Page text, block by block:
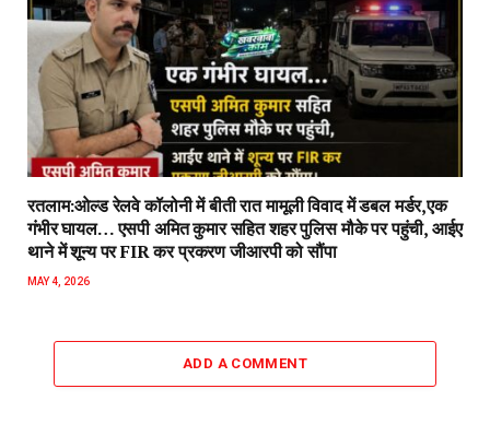
रतलाम:ओल्ड रेलवे कॉलोनी में बीती रात मामूली विवाद में डबल मर्डर,एक
गंभीर घायल… एसपी अमित कुमार सहित शहर पुलिस मौके पर पहुंची, आईए
थाने में शून्य पर FIR कर प्रकरण जीआरपी को सौंपा
MAY 4, 2026
ADD A COMMENT